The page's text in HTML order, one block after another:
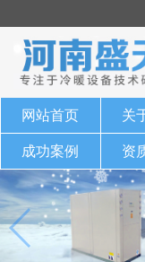
网站首页 关
成功案例 资